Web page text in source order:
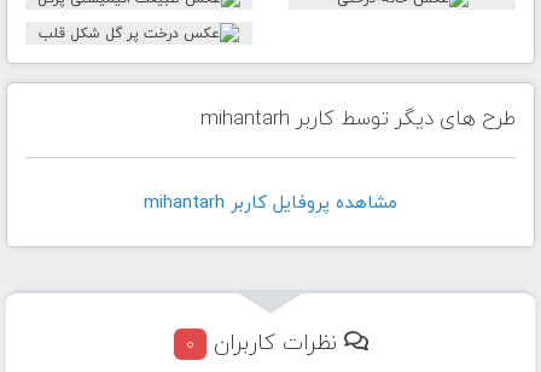
طرح های دیگر توسط کاربر mihantarh
مشاهده پروفايل کاربر mihantarh
نظرات کاربران 0